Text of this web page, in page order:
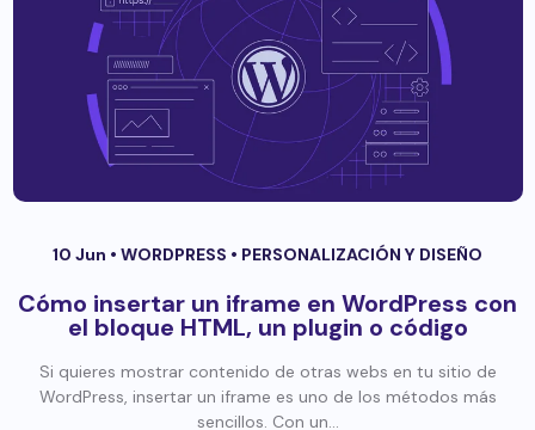
10 Jun • WORDPRESS • PERSONALIZACIÓN Y DISEÑO
Cómo insertar un iframe en WordPress con
el bloque HTML, un plugin o código
Si quieres mostrar contenido de otras webs en tu sitio de
WordPress, insertar un iframe es uno de los métodos más
sencillos. Con un...